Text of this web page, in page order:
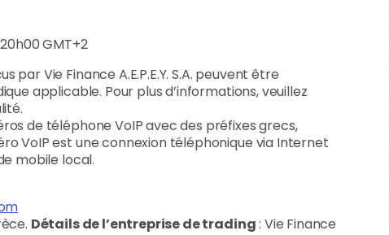
GMT+2
par Vie Finance A.E.P.E.Y. S.A. peuvent être
applicable. Pour plus d’informations, veuillez
de téléphone VoIP avec des préfixes grecs,
VoIP est une connexion téléphonique via Internet
mobile local.
Détails de l’entreprise de trading: Vie Finance